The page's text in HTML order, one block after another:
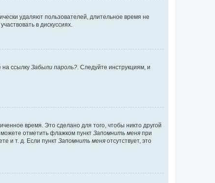
удаляют пользователей, длительное время не
в дискуссиях.
на ссылку Забыли пароль? . Следуйте инструкциям, и
время. Это сделано для того, чтобы никто другой
отметить флажком пункт Запомнить меня при
и т. д. Если пункт Запомнить меня отсутствует, это